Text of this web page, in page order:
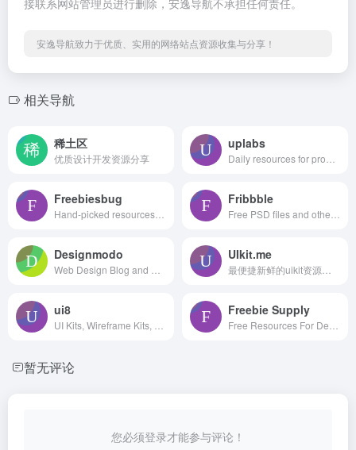
接联系网站管理员进行删除，安逸导航不承担任何责任。
安逸导航致力于优质、实用的网络站点资源收集与分享！
相关导航
稀土区
优质设计开发资源分享
uplabs
Freebiesbug Fribbble
Designmodo UIkit.me
ui8 Freebie Supply
暂无评论
您必须登录才能参与评论！